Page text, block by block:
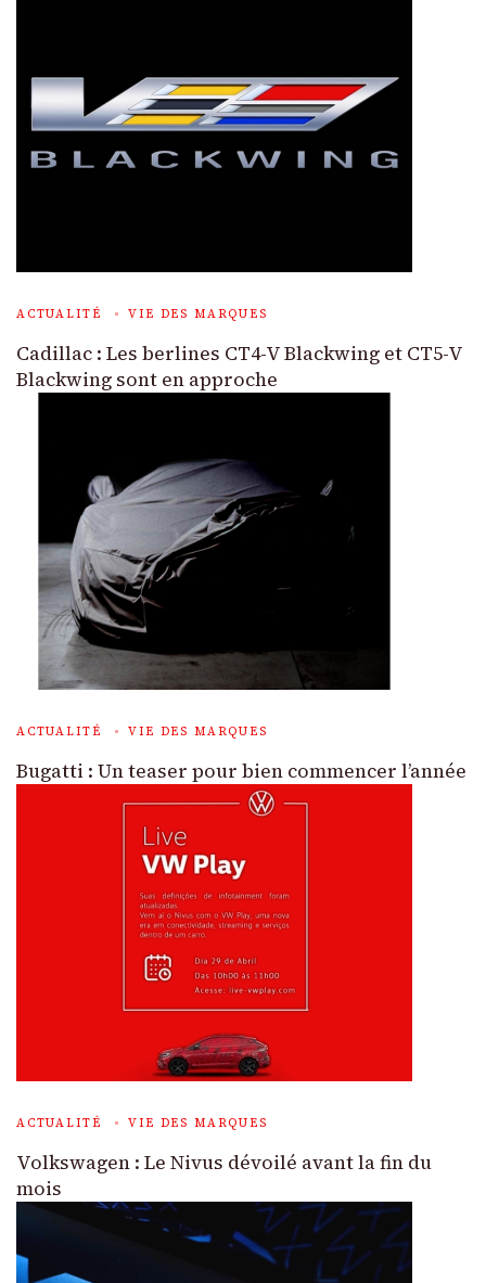
ACTUALITÉ VIE DES MARQUES
Cadillac : Les berlines CT4-V Blackwing et CT5-V
Blackwing sont en approche
ACTUALITÉ VIE DES MARQUES
Bugatti : Un teaser pour bien commencer l’année
ACTUALITÉ VIE DES MARQUES
Volkswagen : Le Nivus dévoilé avant la fin du
mois